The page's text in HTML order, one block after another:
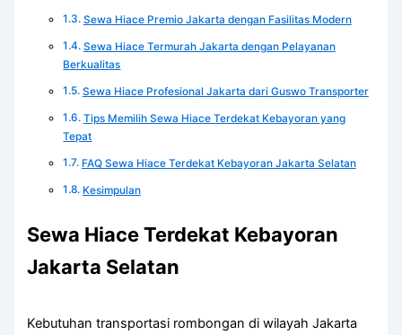
Sewa Hiace Premio Jakarta dengan Fasilitas Modern
Sewa Hiace Termurah Jakarta dengan Pelayanan
Berkualitas
Sewa Hiace Profesional Jakarta dari Guswo Transporter
Tips Memilih Sewa Hiace Terdekat Kebayoran yang
Tepat
FAQ Sewa Hiace Terdekat Kebayoran Jakarta Selatan
Kesimpulan
Sewa Hiace Terdekat Kebayoran
Jakarta Selatan
Kebutuhan transportasi rombongan di wilayah Jakarta